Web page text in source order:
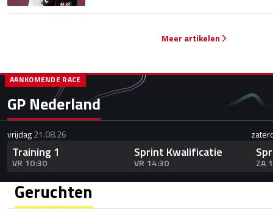
Meer artikelen
GP Nederland
AANKOMENDE RACE
vrijdag21.08.26
Training 1
VR 10:30
Sprint Kwalificatie
VR 14:30 ZA
Geruchten